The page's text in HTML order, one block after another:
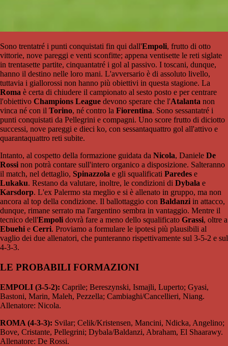
Sono trentatré i punti conquistati fin qui dall'Empoli, frutto di otto
vittorie, nove pareggi e venti sconfitte; appena ventisette le reti siglate
in trentasette partite, cinquantatré i gol al passivo. I toscani, dunque,
hanno il destino nelle loro mani. L'avversario è di assoluto livello,
tuttavia i giallorossi non hanno più obiettivi in questa stagione. La
Roma è certa di chiudere il campionato al sesto posto e per centrare
l'obiettivo Champions League devono sperare che l'Atalanta non
vinca né con il Torino, né contro la Fiorentina. Sono sessantatré i
punti conquistati da Pellegrini e compagni. Uno score frutto di diciotto
successi, nove pareggi e dieci ko, con sessantaquattro gol all'attivo e
quarantaquattro reti subite.
Intanto, al cospetto della formazione guidata da Nicola, Daniele De
Rossi non potrà contare sull'intero organico a disposizione. Salteranno
il match, nel dettaglio, Spinazzola e gli squalificati Paredes e
Lukaku. Restano da valutare, inoltre, le condizioni di Dybala e
Karsdorp. L'ex Palermo sta meglio e si è allenato in gruppo, ma non
ancora al top della condizione. Il ballottaggio con Baldanzi in attacco,
dunque, rimane serrato ma l'argentino sembra in vantaggio. Mentre il
tecnico dell'Empoli dovrà fare a meno dello squalificato Grassi, oltre a
Ebuehi e Cerri. Proviamo a formulare le ipotesi più plausibili al
vaglio dei due allenatori, che punteranno rispettivamente sul 3-5-2 e sul
4-3-3.
LE PROBABILI FORMAZIONI
EMPOLI (3-5-2): Caprile; Bereszynski, Ismajli, Luperto; Gyasi,
Bastoni, Marin, Maleh, Pezzella; Cambiaghi/Cancellieri, Niang.
Allenatore: Nicola.
ROMA (4-3-3): Svilar; Celik/Kristensen, Mancini, Ndicka, Angelino;
Bove, Cristante, Pellegrini; Dybala/Baldanzi, Abraham, El Shaarawy.
Allenatore: De Rossi.